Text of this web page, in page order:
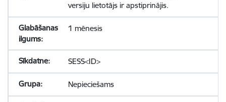
versiju lietotājs ir apstiprinājis.
1 mēnesis
SESS<ID>
Nepieciešams